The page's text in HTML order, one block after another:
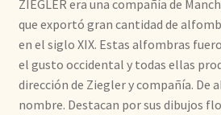
ZIEGLER era una compañía de
que exportó gran cantidad de
en el siglo XIX. Estas alfombras
el gusto occidental y todas ellas
dirección de Ziegler y compañía. De
nombre. Destacan por sus dibujos